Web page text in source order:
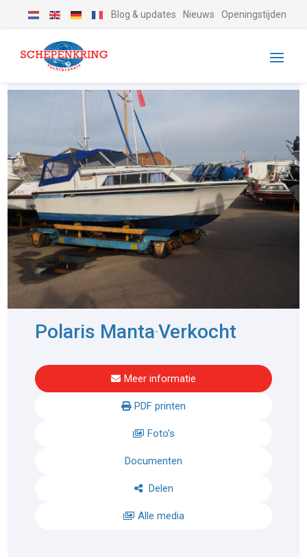
Blog & updates Nieuws Openingstijden
Polaris Manta-Verkocht
Meer informatie
PDF printen
Foto's
Documenten
Delen
Alle media